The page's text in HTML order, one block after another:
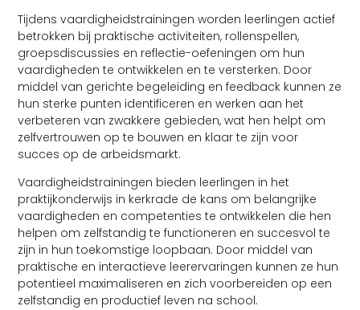
Tijdens vaardigheidstrainingen worden leerlingen actief
betrokken bij praktische activiteiten, rollenspellen,
groepsdiscussies en reflectie-oefeningen om hun
vaardigheden te ontwikkelen en te versterken. Door
middel van gerichte begeleiding en feedback kunnen ze
hun sterke punten identificeren en werken aan het
verbeteren van zwakkere gebieden, wat hen helpt om
zelfvertrouwen op te bouwen en klaar te zijn voor
succes op de arbeidsmarkt.
Vaardigheidstrainingen bieden leerlingen in het
praktijkonderwijs in kerkrade de kans om belangrijke
vaardigheden en competenties te ontwikkelen die hen
helpen om zelfstandig te functioneren en succesvol te
zijn in hun toekomstige loopbaan. Door middel van
praktische en interactieve leerervaringen kunnen ze hun
potentieel maximaliseren en zich voorbereiden op een
zelfstandig en productief leven na school.